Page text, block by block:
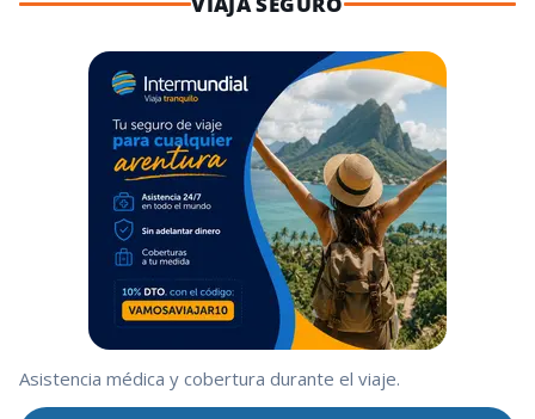
Asistencia médica y cobertura durante el viaje.